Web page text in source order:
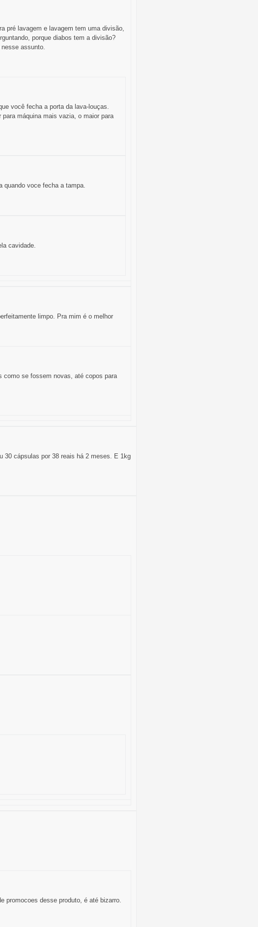
pré lavagem e lavagem tem uma divisão,
porque diabos tem a divisão?
assunto.
você fecha a porta da lava-louças.
máquina mais vazia, o maior para
quando voce fecha a tampa.
cavidade.
limpo. Pra mim é o melhor
como se fossem novas, até copos para
30 cápsulas por 38 reais há 2 meses. E 1kg
promocoes desse produto, é até bizarro.